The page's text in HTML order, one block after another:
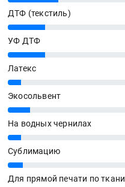
ДТФ (текстиль)
20%
УФ ДТФ
20%
Латекс
7%
Экосольвент
12%
На водных чернилах
7%
Сублимацию
8%
Для прямой печати по ткани